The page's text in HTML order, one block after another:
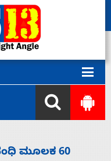
ಕೊಡದಿದ್ದರೆ ಸದನ